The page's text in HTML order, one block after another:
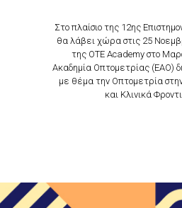
Στο πλαίσιο της 12ης
θα λάβει χώρα στις 25
της OTE Academy στο
Ακαδημία Οπτομετρίας (ΕΑΟ)
με θέμα την Οπτομετρία
και Κλινικά